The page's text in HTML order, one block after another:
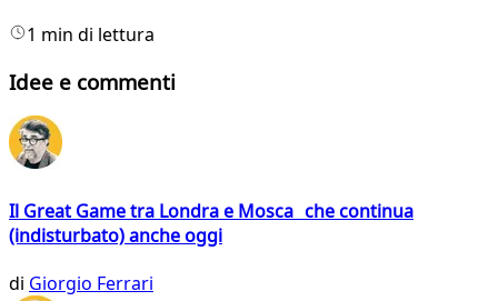
1 min di lettura
Idee e commenti
Il Great Game tra Londra e Mosca che continua
(indisturbato) anche oggi
di Giorgio Ferrari